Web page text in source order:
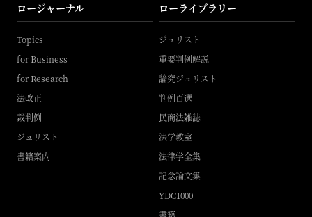
ロージャーナル
Topics
for Business
for Research
法改正
裁判例
ジュリスト
書籍案内
ローライブラリー
ジュリスト
重要判例解説
論究ジュリスト
判例百選
民商法雑誌
法学教室
法律学全集
記念論文集
YDC1000
書籍